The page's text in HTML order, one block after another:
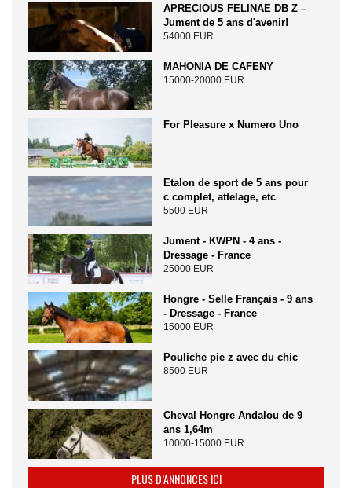
APRECIOUS FELINAE DB Z –
Jument de 5 ans d'avenir!
54000 EUR
MAHONIA DE CAFENY
15000-20000 EUR
For Pleasure x Numero Uno
Etalon de sport de 5 ans pour
c complet, attelage, etc
5500 EUR
Jument - KWPN - 4 ans -
Dressage - France
25000 EUR
Hongre - Selle Français - 9 ans
- Dressage - France
15000 EUR
Pouliche pie z avec du chic
8500 EUR
Cheval Hongre Andalou de 9
ans 1,64m
10000-15000 EUR
PLUS D’ANNONCES ICI